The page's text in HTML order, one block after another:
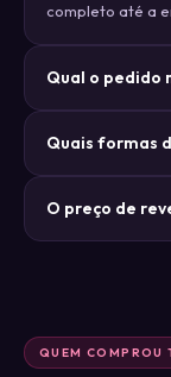
completo até a
Qual o pedido
Quais formas
O preço de
QUEM COMPROU